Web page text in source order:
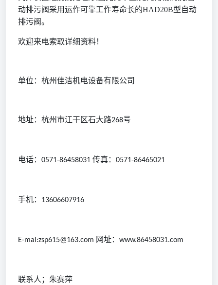
动排污阀采用运作可靠工作寿命长的HAD20B型自动
排污阀。
欢迎来电索取详细资料！
单位：杭州佳洁机电设备有限公司
地址：杭州市江干区石大路268号
电话： 0571-86458031 传真： 0571-86465021
手机： 13606607916
E-mai:zsp615@163.com 网址： www.86458031.com
联系人；朱赛萍